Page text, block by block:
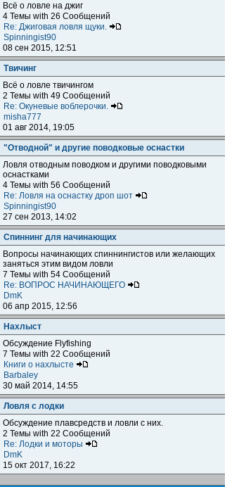
Всё о ловле на джиг
4 Темы with 26 Сообщений
Re: Джиговая ловля щуки.
Spinningist90
08 сен 2015, 12:51
Твичинг
Всё о ловле твичингом
2 Темы with 49 Сообщений
Re: Окуневые воблерочки.
misha777
01 авг 2014, 19:05
"Отводной" и другие поводковые оснастки
Ловля отводным поводком и другими поводковыми
оснастками
4 Темы with 56 Сообщений
Re: Ловля на оснастку дроп шот
Spinningist90
27 сен 2013, 14:02
Спиннинг для начинающих
Вопросы начинающих спиннингистов или желающих
заняться этим видом ловли
7 Темы with 54 Сообщений
Re: ВОПРОС НАЧИНАЮЩЕГО
DmK
06 апр 2015, 12:56
Нахлыст
Обсуждение Flyfishing
7 Темы with 22 Сообщений
Книги о нахлысте
Barbaley
30 май 2014, 14:55
Ловля с лодки
Обсуждение плавсредств и ловли с них.
2 Темы with 22 Сообщений
Re: Лодки и моторы
DmK
15 окт 2017, 16:22